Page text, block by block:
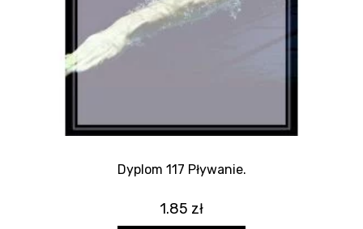
Dyplom 117 Pływanie.
1.85 zł